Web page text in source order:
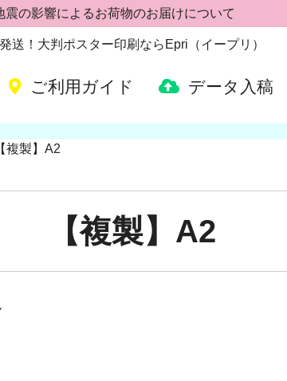
の影響によるお荷物のお届けについて
送！大判ポスター印刷ならEpri（イープリ）
ご利用ガイド データ入稿
【複製】A2
【複製】A2